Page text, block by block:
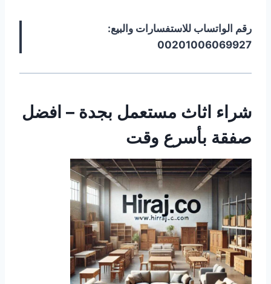
رقم الواتساب للاستفسارات والبيع:
00201006069927
شراء اثاث مستعمل بجدة – افضل
صفقة بأسرع وقت